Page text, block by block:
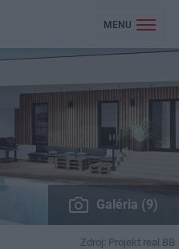
MENU
Galéria (9)
Zdroj: Projekt real BB